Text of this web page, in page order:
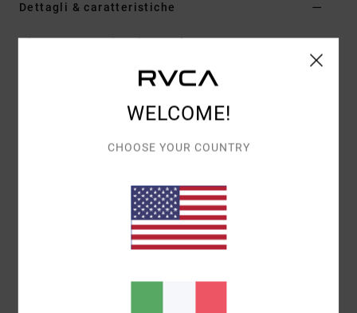
Dettagli & caratteristiche
Giacca con cerniera integrale Nero Uomo
Codice colore
collezione Chainmail
collo piatto
singola tasca sul petto
chiusura davanti con cerniera integrale
della tasca sul petto
WELCOME!
CHOOSE YOUR COUNTRY